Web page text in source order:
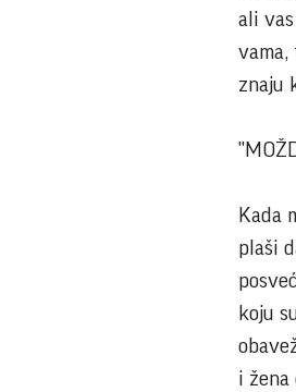
ali
znaju
Kada
plaši
koju
i žena